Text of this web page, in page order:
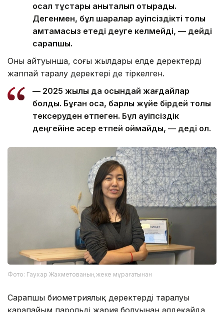
осал тұстары анықталып отырады.
Дегенмен, бұл шаралар қауіпсіздікті толық
қамтамасыз етеді деуге келмейді, — дейді
сарапшы.
Оның айтуынша, соңғы жылдары елде деректердің
жаппай таралу деректері де тіркелген.
— 2025 жылы да осындай жағдайлар
болды. Бұған қоса, барлық жүйе бірдей толық
тексеруден өтпеген. Бұл қауіпсіздік
деңгейіне әсер етпей қоймайды, — деді ол.
Фото: Гаухар Жахметованың жеке мұрағатынан
Сарапшы биометриялық деректердің таралуы
қарапайым парольдің жария болуынан әлдеқайда